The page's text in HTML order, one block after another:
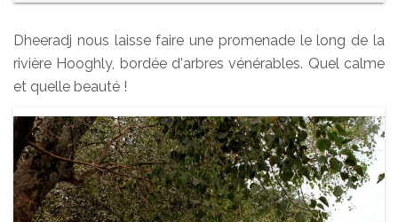
Dheeradj nous laisse faire une promenade le long de la
rivière Hooghly, bordée d'arbres vénérables. Quel calme
et quelle beauté !